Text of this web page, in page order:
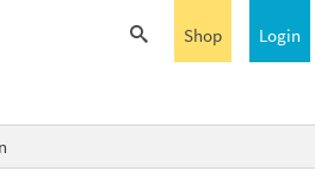
Login
Shop